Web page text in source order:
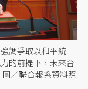
調爭取以和平統一
的前提下，未來台
／聯合報系資料照